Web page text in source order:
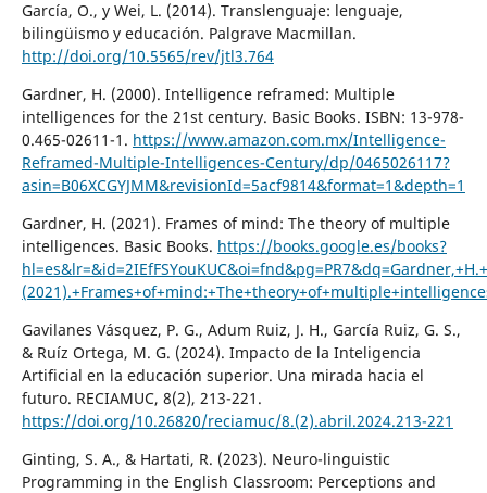
García, O., y Wei, L. (2014). Translenguaje: lenguaje,
bilingüismo y educación. Palgrave Macmillan.
http://doi.org/10.5565/rev/jtl3.764
Gardner, H. (2000). Intelligence reframed: Multiple
intelligences for the 21st century. Basic Books. ISBN: 13-978-
0.465-02611-1. https://www.amazon.com.mx/Intelligence-
Reframed-Multiple-Intelligences-Century/dp/0465026117?
asin=B06XCGYJMM&revisionId=5acf9814&format=1&depth=1
Gardner, H. (2021). Frames of mind: The theory of multiple
intelligences. Basic Books. https://books.google.es/books?
hl=es&lr=&id=2IEfFSYouKUC&oi=fnd&pg=PR7&dq=Gardner,+H.+
Gavilanes Vásquez, P. G., Adum Ruiz, J. H., García Ruiz, G. S.,
& Ruíz Ortega, M. G. (2024). Impacto de la Inteligencia
Artificial en la educación superior. Una mirada hacia el
futuro. RECIAMUC, 8(2), 213-221.
https://doi.org/10.26820/reciamuc/8.(2).abril.2024.213-221
Ginting, S. A., & Hartati, R. (2023). Neuro-linguistic
Programming in the English Classroom: Perceptions and